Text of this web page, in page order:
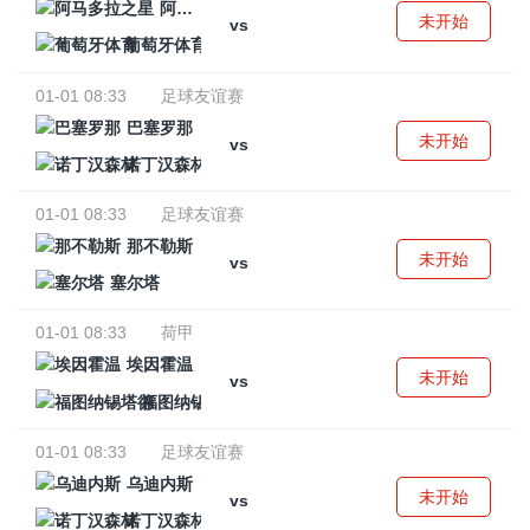
阿马多拉之星
vs
葡萄牙体育
未开始
01-01 08:33
足球友谊赛
巴塞罗那
vs
诺丁汉森林
未开始
01-01 08:33
足球友谊赛
那不勒斯
vs
塞尔塔
未开始
01-01 08:33
荷甲
埃因霍温
vs
福图纳锡塔德
未开始
01-01 08:33
足球友谊赛
乌迪内斯
vs
诺丁汉森林
未开始